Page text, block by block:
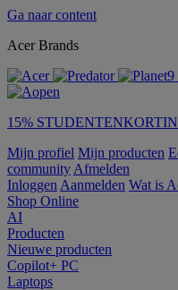
Ga naar content
Acer Brands
15%
Mijn profiel Mijn producten
community Afmelden
Inloggen Aanmelden Wat is
Shop Online
AI
Producten
Nieuwe producten
Copilot+ PC
Laptops